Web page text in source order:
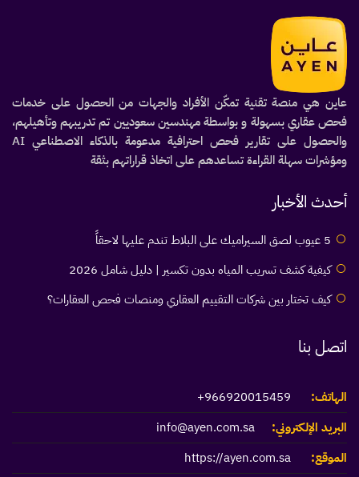
عاين هي منصة تقنية تمكّن الأفراد والجهات من الحصول على خدمات
فحص عقاري بسهولة و بواسطة مهندسين سعوديين تم تدريبهم وتأهيلهم،
والحصول على تقارير فحص احترافية مدعومة بالذكاء الاصطناعي AI
ومؤشرات سهلة القراءة تساعدهم على اتخاذ قراراتهم بثقة
أحدث الأخبار
5 عيوب لصق السيراميك على البلاط تندم عليها لاحقاً
كيفية كشف تسريب المياه بدون تكسير | دليل شامل 2026
كيف تختار بين شركات التقييم العقاري ومنصات فحص العقارات؟
اتصل بنا
الهاتف:
966920015459+
البريد الإلكتروني:
info@ayen.com.sa
الموقع:
https://ayen.com.sa